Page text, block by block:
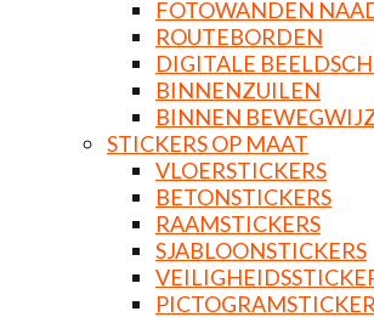
FOTOWANDEN
ROUTEBORDEN
DIGITALE
BINNENZUILEN
BINNEN
STICKERS OP MAAT
VLOERSTICKERS
BETONSTICKERS
RAAMSTICKERS
SJABLOONSTICKERS